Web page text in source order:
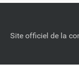
Site officiel de la